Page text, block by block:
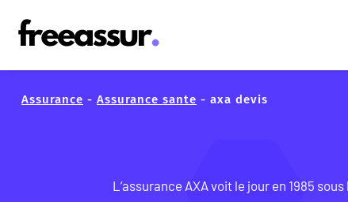
Assurance - Assurance sante - axa devis
L’assurance AXA voit le jour en 1985